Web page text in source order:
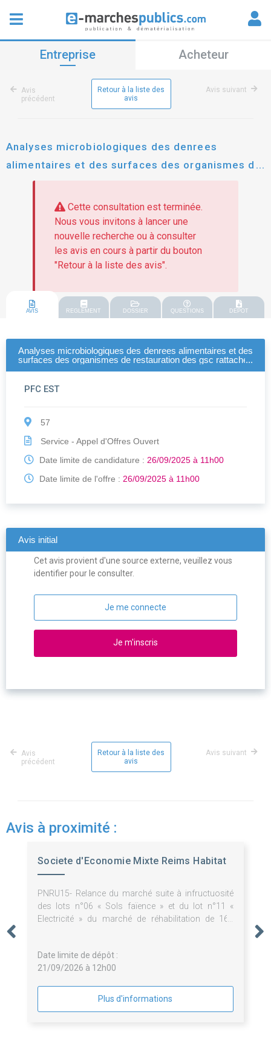
Entreprise Acheteur
Avis
précédent
Retour à la liste des
avis
Avis suivant
Analyses microbiologiques des denrees
alimentaires et des surfaces des organismes de
restauration des gsc rattaches a la pfc-est
Cette consultation est terminée.
Nous vous invitons à lancer une
nouvelle recherche ou à consulter
les avis en cours à partir du bouton
"Retour à la liste des avis".
AVIS REGLEMENT DOSSIER QUESTIONS DEPOT
Analyses microbiologiques des denrees alimentaires et des
surfaces des organismes de restauration des gsc rattaches
PFC EST
57
Service - Appel d'Offres Ouvert
Date limite de candidature : 26/09/2025 à 11h00
Date limite de l'offre : 26/09/2025 à 11h00
Avis initial
Cet avis provient d'une source externe, veuillez vous
identifier pour le consulter.
Je me connecte
Je m'inscris
Avis
précédent
Retour à la liste des
avis
Avis suivant
Avis à proximité :
Societe d'Economie Mixte Reims Habitat
PNRU15- Relance du marché suite à infructuosité
des lots n°06 « Sols faïence » et du lot n°11 «
Electricité » du marché de réhabilitation de 167
Date limite de dépôt :
21/09/2026 à 12h00
Plus d'informations